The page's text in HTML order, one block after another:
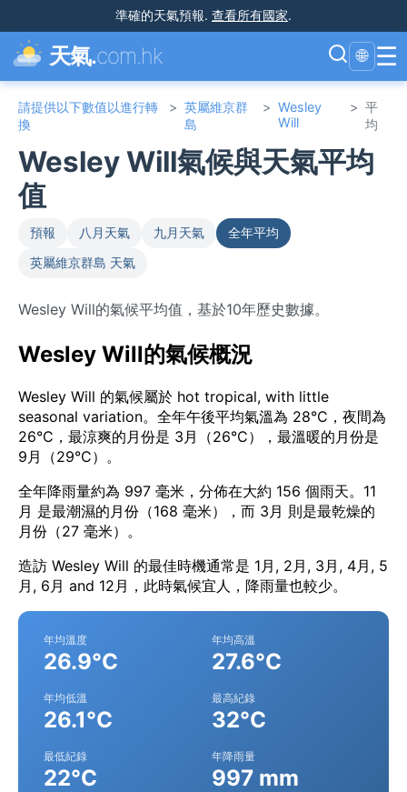
準確的天氣預報. 查看所有國家.
天氣.com.hk 🌐 ☰
請提供以下數值以進行轉
換
> 英屬維京群
島
> Wesley
Will
> 平
均
Wesley Will氣候與天氣平均
值
預報 八月天氣 九月天氣
全年平均
英屬維京群島 天氣
Wesley Will的氣候平均值，基於10年歷史數據。
Wesley Will的氣候概況
Wesley Will 的氣候屬於 hot tropical, with little
seasonal variation。全年午後平均氣溫為 28°C，夜間為
26°C，最涼爽的月份是 3月（26°C），最溫暖的月份是
9月（29°C）。
全年降雨量約為 997 毫米，分佈在大約 156 個雨天。11
月 是最潮濕的月份（168 毫米），而 3月 則是最乾燥的
月份（27 毫米）。
造訪 Wesley Will 的最佳時機通常是 1月, 2月, 3月, 4月, 5
月, 6月 and 12月，此時氣候宜人，降雨量也較少。
年均溫度
26.9°C
年均高溫
27.6°C
年均低溫
26.1°C
最高紀錄
32°C
最低紀錄
22°C
年降雨量
997 mm